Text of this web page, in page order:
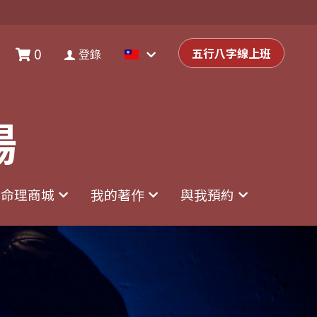
命理商城 我的著作 與我預約
0 登錄 五行八字線上班
命理商城 我的著作 與我預約
0 登錄 五行八字線上班